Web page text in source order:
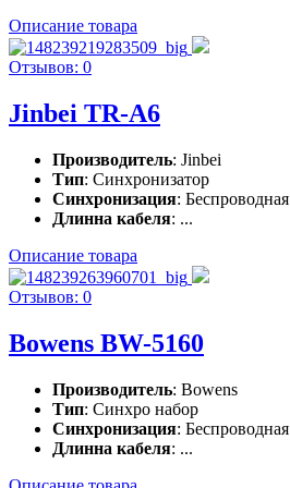
Описание товара
Отзывов: 0
Jinbei TR-A6
Производитель: Jinbei
Тип: Синхронизатор
Синхронизация: Беспроводная
Длинна кабеля: ...
Описание товара
Отзывов: 0
Bowens BW-5160
Производитель: Bowens
Тип: Синхро набор
Синхронизация: Беспроводная
Длинна кабеля: ...